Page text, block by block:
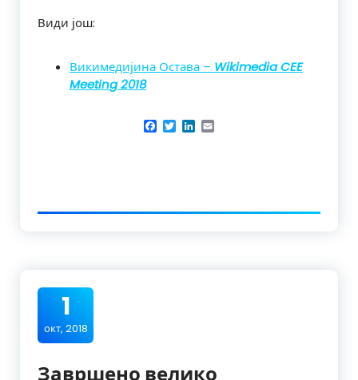
Види још:
Викимедијина Остава – Wikimedia CEE
Meeting 2018
Facebook
TwitterLinkedIn
1
окт, 2018
Завршено велико